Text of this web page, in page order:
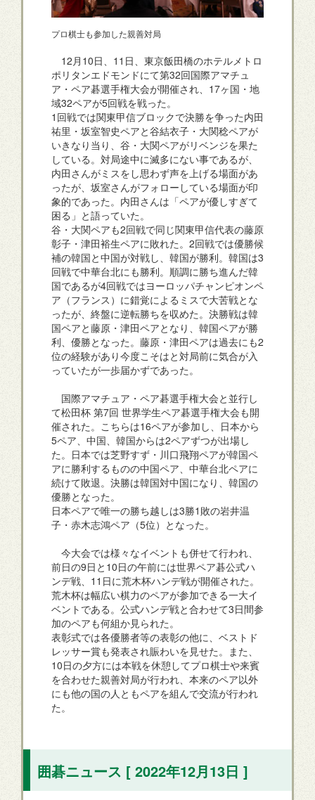
プロ棋士も参加した親善対局
12月10日、11日、東京飯田橋のホテルメトロ
ポリタンエドモンドにて第32回国際アマチュ
ア・ペア碁選手権大会が開催され、17ヶ国・地
域32ペアが5回戦を戦った。
1回戦では関東甲信ブロックで決勝を争った内田
祐里・坂室智史ペアと谷結衣子・大関稔ペアが
いきなり当り、谷・大関ペアがリベンジを果た
している。対局途中に滅多にない事であるが、
内田さんがミスをし思わず声を上げる場面があ
ったが、坂室さんがフォローしている場面が印
象的であった。内田さんは「ペアが優しすぎて
困る」と語っていた。
谷・大関ペアも2回戦で同じ関東甲信代表の藤原
彰子・津田裕生ペアに敗れた。2回戦では優勝候
補の韓国と中国が対戦し、韓国が勝利。韓国は3
回戦で中華台北にも勝利。順調に勝ち進んだ韓
国であるが4回戦ではヨーロッパチャンピオンペ
ア（フランス）に錯覚によるミスで大苦戦とな
ったが、終盤に逆転勝ちを収めた。決勝戦は韓
国ペアと藤原・津田ペアとなり、韓国ペアが勝
利、優勝となった。藤原・津田ペアは過去にも2
位の経験があり今度こそはと対局前に気合が入
っていたが一歩届かずであった。
国際アマチュア・ペア碁選手権大会と並行し
て松田杯 第7回 世界学生ペア碁選手権大会も開
催された。こちらは16ペアが参加し、日本から
5ペア、中国、韓国からは2ペアずつが出場し
た。日本では芝野すず・川口飛翔ペアが韓国ペ
アに勝利するものの中国ペア、中華台北ペアに
続けて敗退。決勝は韓国対中国になり、韓国の
優勝となった。
日本ペアで唯一の勝ち越しは3勝1敗の岩井温
子・赤木志鴻ペア（5位）となった。
今大会では様々なイベントも併せて行われ、
前日の9日と10日の午前には世界ペア碁公式ハ
ンデ戦、11日に荒木杯ハンデ戦が開催された。
荒木杯は幅広い棋力のペアが参加できる一大イ
ベントである。公式ハンデ戦と合わせて3日間参
加のペアも何組か見られた。
表彰式では各優勝者等の表彰の他に、ベストド
レッサー賞も発表され賑わいを見せた。また、
10日の夕方には本戦を休憩してプロ棋士や来賓
を合わせた親善対局が行われ、本来のペア以外
にも他の国の人ともペアを組んで交流が行われ
た。
囲碁ニュース [ 2022年12月13日 ]